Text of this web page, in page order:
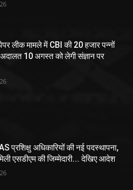
लीक मामले में CBI की 20 हजार पन्नों
अदालत 10 अगस्त को लेगी संज्ञान पर
प्रशिक्षु अधिकारियों की नई पदस्थापना,
एसडीएम की जिम्मेदारी... देखिए आदेश